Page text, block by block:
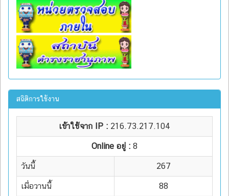
สถิติการใช้งาน
เข้าใช้จาก IP : 216.73.217.104
Online อยู่ : 8
วันนี้ 267
เมื่อวานนี้ 88